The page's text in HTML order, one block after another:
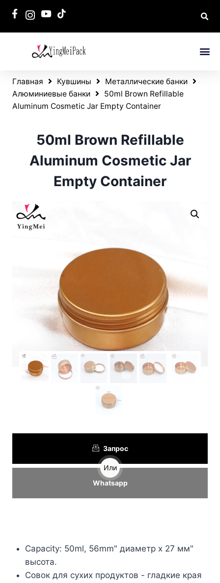
Главная Кувшины
Металлические банки
Алюминиевые банки
50ml Brown Refillable
Aluminum Cosmetic Jar Empty Container
50ml Brown Refillable
Aluminum Cosmetic Jar
Empty Container
Запрос
Или
Whatsapp
Capacity: 50ml, 56mm" диаметр x 27 мм"
высота.
Совок для сухих продуктов - гладкие края